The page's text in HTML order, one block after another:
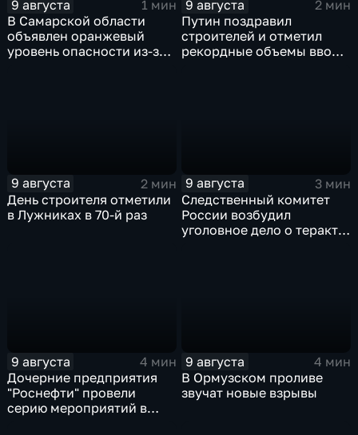
9 августа
1 мин
В Самарской области
объявлен оранжевый
уровень опасности из-за
9 августа
2 мин
Путин поздравил
строителей и отметил
рекордные объемы ввода
9 августа
2 мин
День строителя отметили
в Лужниках в 70-й раз
9 августа
3 мин
Следственный комитет
России возбудил
уголовное дело о теракте
9 августа
4 мин
Дочерние предприятия
"Роснефти" провели
серию мероприятий в
9 августа
4 мин
В Ормузском проливе
звучат новые взрывы